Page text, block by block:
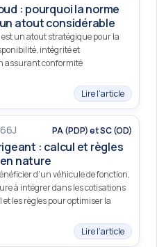
: pourquoi la norme
atout considérable
est un atout stratégique pour la
intégrité et
assurant conformité
Lire l’article
PA (PDP) et SC (OD)
: calcul et règles
nature
d’un véhicule de fonction,
à intégrer dans les cotisations
les règles pour optimiser la
Lire l’article